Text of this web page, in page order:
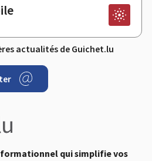
actualités de Guichet.lu
qui simplifie vos